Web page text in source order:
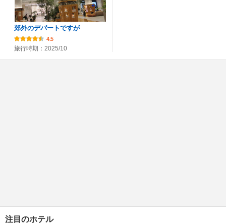
郊外のデパートですが
4.5
旅行時期：2025/10
注目のホテル